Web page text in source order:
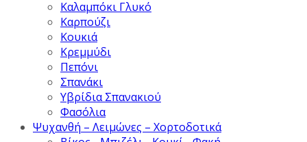
Καλαμπόκι Γλυκό
Καρπούζι
Κουκιά
Κρεμμύδι
Πεπόνι
Σπανάκι
Υβρίδια Σπανακιού
Φασόλια
Ψυχανθή – Λειμώνες – Χορτοδοτικά